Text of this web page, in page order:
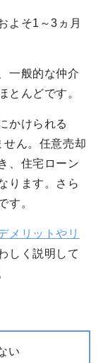
よそ1～3ヵ月
一般的な仲介
とんどです。
かけられる
せん。任意売却
、住宅ローン
ります。さら
す。
メリットやリ
しく説明して
い